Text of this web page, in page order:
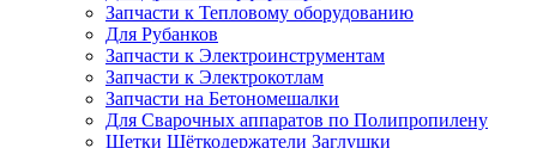
Запчасти к Тепловому оборудованию
Для Рубанков
Запчасти к Электроинструментам
Запчасти к Электрокотлам
Запчасти на Бетономешалки
Для Сварочных аппаратов по Полипропилену
Щетки Щёткодержатели Заглушки